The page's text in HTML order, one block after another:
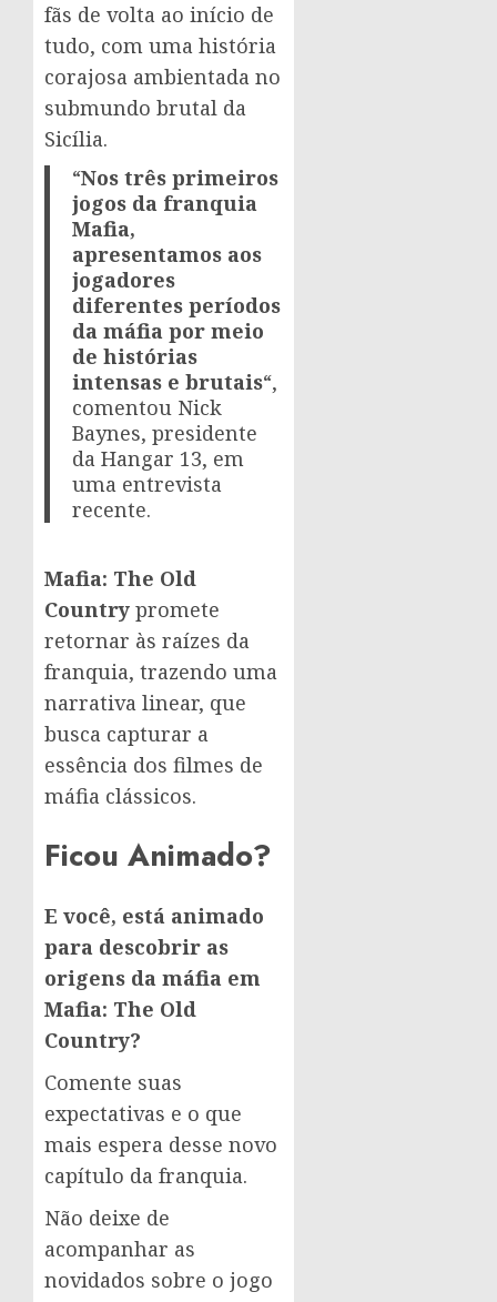
fãs de volta ao início de
tudo, com uma história
corajosa ambientada no
submundo brutal da
Sicília.
“Nos três primeiros
jogos da franquia
Mafia,
apresentamos aos
jogadores
diferentes períodos
da máfia por meio
de histórias
intensas e brutais“,
comentou Nick
Baynes, presidente
da Hangar 13, em
uma entrevista
recente.
Mafia: The Old
Country promete
retornar às raízes da
franquia, trazendo uma
narrativa linear, que
busca capturar a
essência dos filmes de
máfia clássicos.
Ficou Animado?
E você, está animado
para descobrir as
origens da máfia em
Mafia: The Old
Country?
Comente suas
expectativas e o que
mais espera desse novo
capítulo da franquia.
Não deixe de
acompanhar as
novidados sobre o jogo